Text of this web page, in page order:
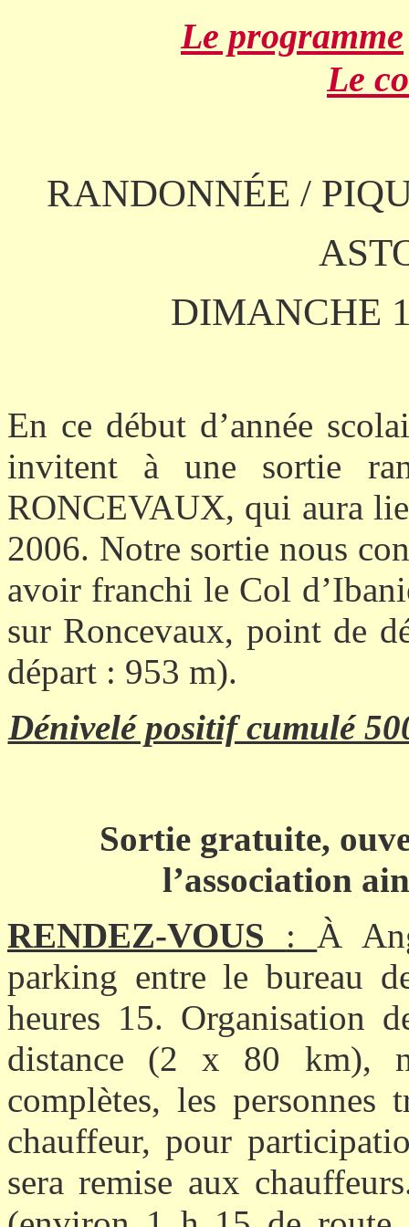
Le programme
Le
RANDONNÉE /
DIMANCHE
En ce début d’année
invitent à une sortie
RONCEVAUX, qui aura
2006. Notre sortie nous
avoir franchi le Col
sur Roncevaux, point de
départ : 953 m).
Dénivelé positif cumulé
Sortie gratuite,
l’association
RENDEZ-VOUS : À
parking entre le bureau
heures 15. Organisation
distance (2 x 80 km),
complètes, les personnes
chauffeur, pour
sera remise aux